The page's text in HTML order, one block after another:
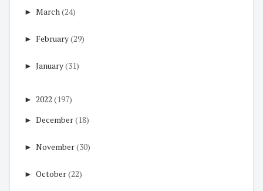
► March(24)
► February(29)
► January(31)
► 2022 (197)
► December(18)
► November(30)
► October(22)